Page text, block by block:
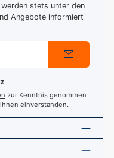
stets unter den
Angebote informiert
zur Kenntnis genommen
einverstanden.